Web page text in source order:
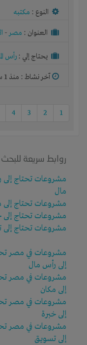
النوع : مكتبه
العنوان : مصر-
يحتاج إلي : رأس
آخر نشاط : منذ 1 سنة
1
2
3
4
روابط سريعة
مشروعات تحتاج إلى
مال
مشروعات تحتاج إلى
مشروعات تحتاج إلى
مشروعات تحتاج إلى
مشروعات في مصر
إلى رأس مال
مشروعات في مصر
إلى مكان
مشروعات في مصر
إلى خبرة
مشروعات في مصر
إلى تسويق